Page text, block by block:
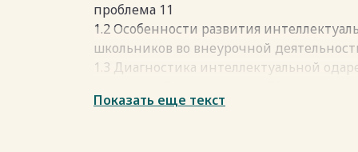
проблема 11
1.2 Особенности развития
школьников во внеурочной
1.3 Диагностика интеллектуальной
Глава II. Экспериментальная проверка
Показать еще текст